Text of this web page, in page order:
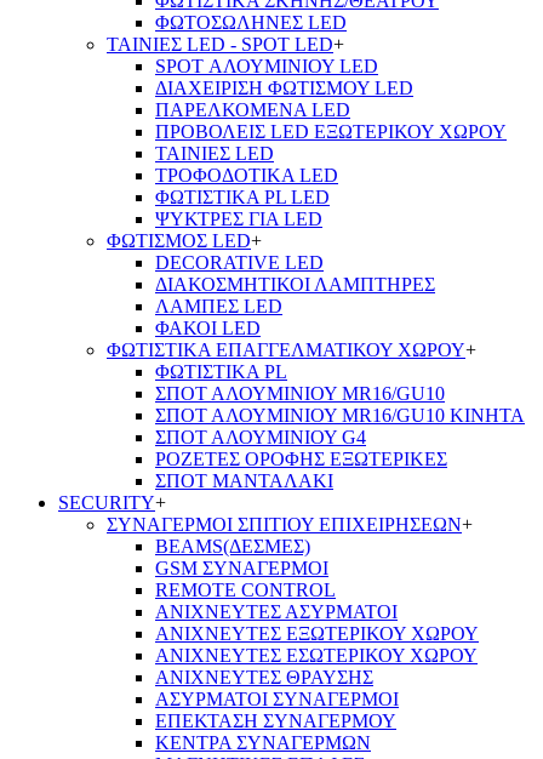
ΦΩΤΟΣΩΛΗΝΕΣ LED
ΤΑΙΝΙΕΣ LED - SPOT LED+
SPOT ΑΛΟΥΜΙΝΙΟΥ LED
ΔΙΑΧΕΙΡΙΣΗ ΦΩΤΙΣΜΟΥ LED
ΠΑΡΕΛΚΟΜΕΝΑ LED
ΠΡΟΒΟΛΕΙΣ LED ΕΞΩΤΕΡΙΚΟΥ ΧΩΡΟΥ
ΤΑΙΝΙΕΣ LED
ΤΡΟΦΟΔΟΤΙΚΑ LED
ΦΩΤΙΣΤΙΚΑ PL LED
ΨΥΚΤΡΕΣ ΓΙΑ LED
ΦΩΤΙΣΜΟΣ LED+
DECORATIVE LED
ΔΙΑΚΟΣΜΗΤΙΚΟΙ ΛΑΜΠΤΗΡΕΣ
ΛΑΜΠΕΣ LED
ΦΑΚΟΙ LED
ΦΩΤΙΣΤΙΚΑ ΕΠΑΓΓΕΛΜΑΤΙΚΟΥ ΧΩΡΟΥ+
ΦΩΤΙΣΤΙΚΑ PL
ΣΠΟΤ ΑΛΟΥΜΙΝΙΟΥ MR16/GU10
ΣΠΟΤ ΑΛΟΥΜΙΝΙΟΥ MR16/GU10 ΚΙΝΗΤΑ
ΣΠΟΤ ΑΛΟΥΜΙΝΙΟΥ G4
ΡΟΖΕΤΕΣ ΟΡΟΦΗΣ ΕΞΩΤΕΡΙΚΕΣ
ΣΠΟΤ ΜΑΝΤΑΛΑΚΙ
SECURITY+
ΣΥΝΑΓΕΡΜΟΙ ΣΠΙΤΙΟΥ ΕΠΙΧΕΙΡΗΣΕΩΝ+
BEAMS(ΔΕΣΜΕΣ)
GSM ΣΥΝΑΓΕΡΜΟΙ
REMOTE CONTROL
ΑΝΙΧΝΕΥΤΕΣ ΑΣΥΡΜΑΤΟΙ
ΑΝΙΧΝΕΥΤΕΣ ΕΞΩΤΕΡΙΚΟΥ ΧΩΡΟΥ
ΑΝΙΧΝΕΥΤΕΣ ΕΣΩΤΕΡΙΚΟΥ ΧΩΡΟΥ
ΑΝΙΧΝΕΥΤΕΣ ΘΡΑΥΣΗΣ
ΑΣΥΡΜΑΤΟΙ ΣΥΝΑΓΕΡΜΟΙ
ΕΠΕΚΤΑΣΗ ΣΥΝΑΓΕΡΜΟΥ
ΚΕΝΤΡΑ ΣΥΝΑΓΕΡΜΩΝ